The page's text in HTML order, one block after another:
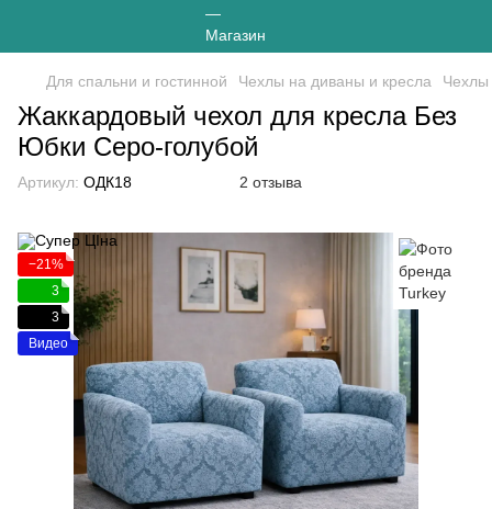
Для спальни и гостинной Чехлы на диваны и кресла Чехлы
Жаккардовый чехол для кресла Без
Юбки Серо-голубой
Артикул: ОДК18 2 отзыва
−21%
3
3
Видео